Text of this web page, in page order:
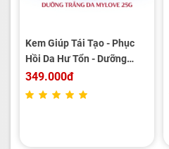
Kem Giúp Tái Tạo - Phục
Hồi Da Hư Tổn - Dưỡng
Trắng Da MYLOVE 25g
349.000đ